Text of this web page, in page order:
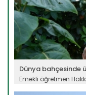
Dünya bahçesinde
Emekli öğretmen
Devamını Oku ->